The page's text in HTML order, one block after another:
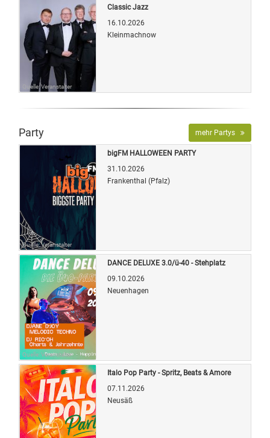
Quelle: Veranstalter
Classic Jazz
16.10.2026
Kleinmachnow
Party mehr Partys
Quelle: Veranstalter
bigFM HALLOWEEN PARTY
31.10.2026
Frankenthal (Pfalz)
Quelle: Veranstalter
DANCE DELUXE 3.0/ü-40 - Stehplatz
09.10.2026
Neuenhagen
Italo Pop Party - Spritz, Beats & Amore
07.11.2026
Neusäß